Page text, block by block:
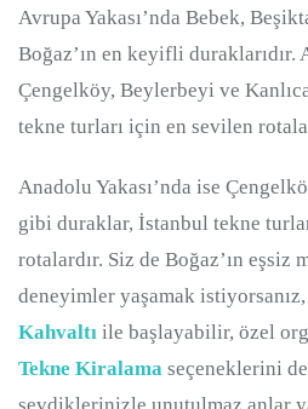
Avrupa Yakası’nda Bebek,
Boğaz’ın en keyifli duraklarıdır.
Çengelköy, Beylerbeyi ve
tekne turları için en sevilen
Anadolu Yakası’nda ise
gibi duraklar, İstanbul tekne
rotalardır. Siz de Boğaz’ın eşsiz
deneyimler yaşamak
Kahvaltı ile başlayabilir, özel
Tekne Kiralama seçeneklerini